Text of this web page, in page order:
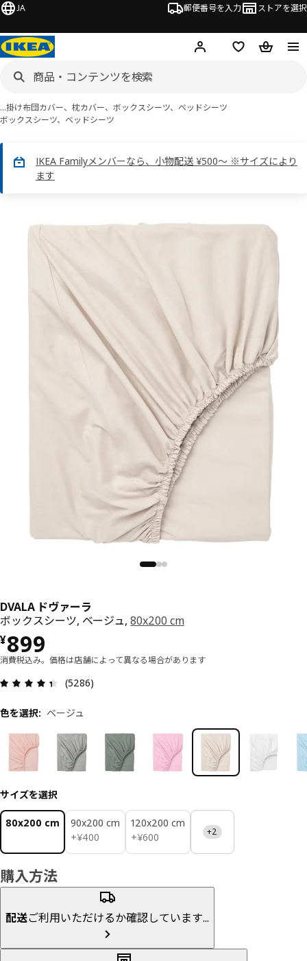
JA 郵便番号を入力 ストアを選択
ログイン・新規入会
欲しいものリスト
カート
…掛け布団カバー、枕カバー、ボックスシーツ、ベッドシーツ
ボックスシーツ、ベッドシーツ
IKEA Familyメンバーなら、小物配送 ¥500～ ※サイズにより
ます
ドヴァーラ画像
キップ
DVALA ドヴァーラ
ボックスシーツ, ベージュ,80x200 cm
¥899
価格 ¥ 899
消費税込み。価格は店舗によって異なる場合があります
(5286)
色を選択: ベージュ
サイズを選択
80x200 cm
90x200 cm
+¥400
¥ 400
120x200 cm
+¥600
¥ 600 +2
購入方法
配送ご利用いただけるか確認しています...